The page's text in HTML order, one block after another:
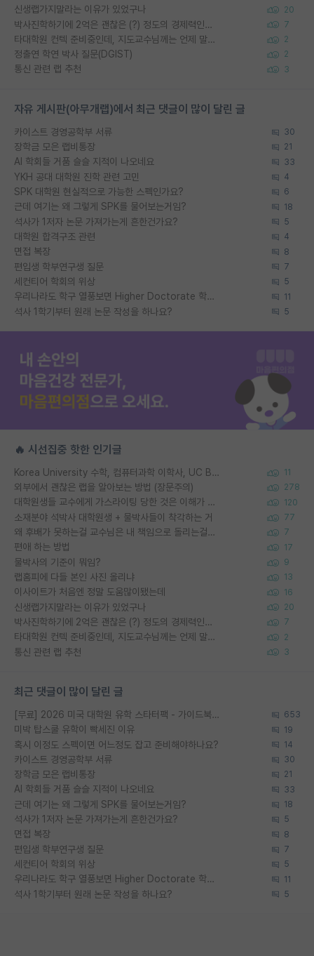
신생랩가지말라는 이유가 있었구나 20
박사진학하기에 2억은 괜찮은 (?) 정도의 경제력인가요 7
타대학원 컨텍 준비중인데, 지도교수님께는 언제 말씀드려야 할까요? 2
정출연 학연 박사 질문(DGIST) 2
통신 관련 랩 추천 3
자유 게시판(아무개랩)에서 최근 댓글이 많이 달린 글
카이스트 경영공학부 서류 30
장학금 모은 랩비통장 21
AI 학회들 거품 슬슬 지적이 나오네요 33
YKH 공대 대학원 진학 관련 고민 4
SPK 대학원 현실적으로 가능한 스펙인가요? 6
근데 여기는 왜 그렇게 SPK를 물어보는거임? 18
석사가 1저자 논문 가져가는게 흔한건가요? 5
대학원 합격구조 관련 4
면접 복장 8
편입생 학부연구생 질문 7
세컨티어 학회의 위상 5
우리나라도 학구 열풍보면 Higher Doctorate 학위가 필요하다고 봅니다. 11
석사 1학기부터 원래 논문 작성을 하나요? 5
🔥 시선집중 핫한 인기글
Korea University 수학, 컴퓨터과학 이학사, UC Berkeley 산업공학 대학원 공학박사가 되는 것은 쉽지 않겠죠? 11
외부에서 괜찮은 랩을 알아보는 방법 (장문주의) 278
대학원생들 교수에게 가스라이팅 당한 것은 이해가 갑니다. 안타깝네요. 120
소재분야 석박사 대학원생 + 물박사들이 착각하는 거 77
왜 후배가 못하는걸 교수님은 내 책임으로 돌리는걸까요? 7
편애 하는 방법 17
물박사의 기준이 뭐임? 9
랩홈피에 다들 본인 사진 올리냐 13
이사이트가 처음엔 정말 도움많이됐는데 16
신생랩가지말라는 이유가 있었구나 20
박사진학하기에 2억은 괜찮은 (?) 정도의 경제력인가요 7
타대학원 컨텍 준비중인데, 지도교수님께는 언제 말씀드려야 할까요? 2
통신 관련 랩 추천 3
최근 댓글이 많이 달린 글
[무료] 2026 미국 대학원 유학 스타터팩 - 가이드북 & 합격자 컨택메일 템플릿 653
미박 탑스쿨 유학이 빡세진 이유 19
혹시 이정도 스펙이면 어느정도 잡고 준비해야하나요? 14
카이스트 경영공학부 서류 30
장학금 모은 랩비통장 21
AI 학회들 거품 슬슬 지적이 나오네요 33
근데 여기는 왜 그렇게 SPK를 물어보는거임? 18
석사가 1저자 논문 가져가는게 흔한건가요? 5
면접 복장 8
편입생 학부연구생 질문 7
세컨티어 학회의 위상 5
우리나라도 학구 열풍보면 Higher Doctorate 학위가 필요하다고 봅니다. 11
석사 1학기부터 원래 논문 작성을 하나요? 5